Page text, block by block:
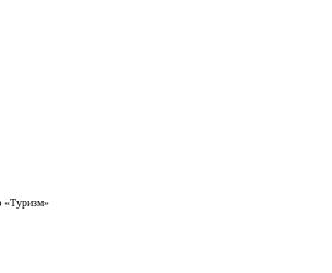
«Туризм»